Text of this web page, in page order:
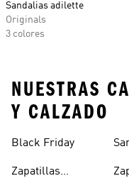
Sandalias adilette
Originals
3 colores
NUESTRAS
Y CALZADO
Black Friday
Zapatillas